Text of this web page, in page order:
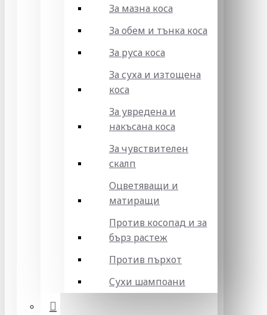
За мазна коса
За обем и тънка коса
За руса коса
За суха и изтощена
коса
За увредена и
накъсана коса
За чувствителен
скалп
Оцветяващи и
матиращи
Против косопад и за
бърз растеж
Против пърхот
Сухи шампоани